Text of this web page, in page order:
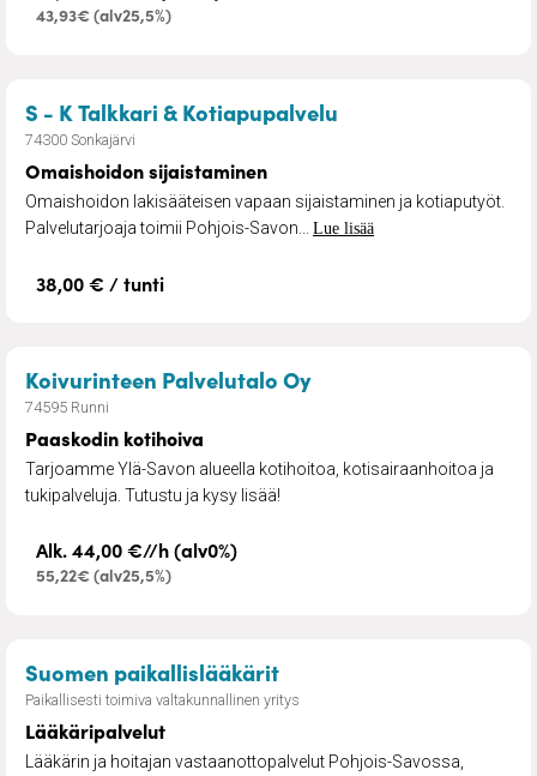
43,93€ (alv25,5%)
S - K Talkkari & Kotiapupalvelu
74300 Sonkajärvi
Omaishoidon sijaistaminen
Omaishoidon lakisääteisen vapaan sijaistaminen ja kotiaputyöt.
Palvelutarjoaja toimii Pohjois-Savon... Lue lisää
38,00 € / tunti
Koivurinteen Palvelutalo Oy– Paaskodin kotihoiva
74595 Runni
Paaskodin kotihoiva
Tarjoamme Ylä-Savon alueella kotihoitoa, kotisairaanhoitoa ja
tukipalveluja. Tutustu ja kysy lisää!
Alk. 44,00 €//h (alv0%)
55,22€ (alv25,5%)
Suomen paikallislääkärit– Lääkäripalvelut
Paikallisesti toimiva valtakunnallinen yritys
Lääkäripalvelut
Lääkärin ja hoitajan vastaanottopalvelut Pohjois-Savossa,